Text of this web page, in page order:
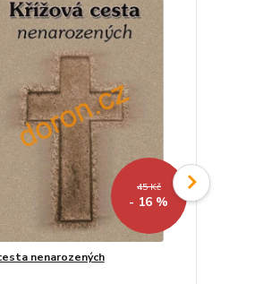
45 Kč
- 16 %
nenarozených